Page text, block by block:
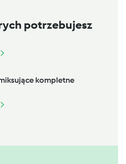
potrzebujesz
kompletne